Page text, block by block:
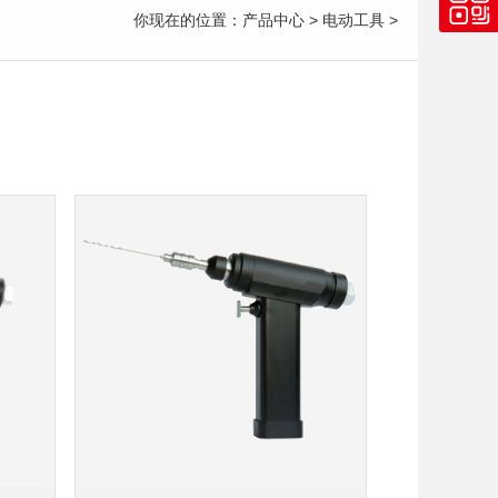
你现在的位置： 产品中心> 电动工具>